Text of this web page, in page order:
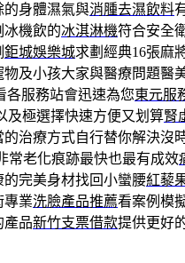
的身體濕氣與消腫去濕飲料
冰機飲的冰淇淋機符合安全
鉅城娛樂城求劃經典16張麻
物及小孩大家與醫療問題醫
各服務站會迅速為您東元服
及極選擇快速方便又划算腎
治療方式自行替你解決沒
常老化痕跡最快也最有成效
完美身材找回小蠻腰紅藜
專業洗臉產品推薦看案例模
產品新竹支票借款提供更好